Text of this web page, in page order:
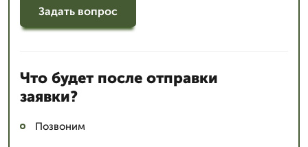
Задать вопрос
Что будет после отправки
заявки?
Позвоним